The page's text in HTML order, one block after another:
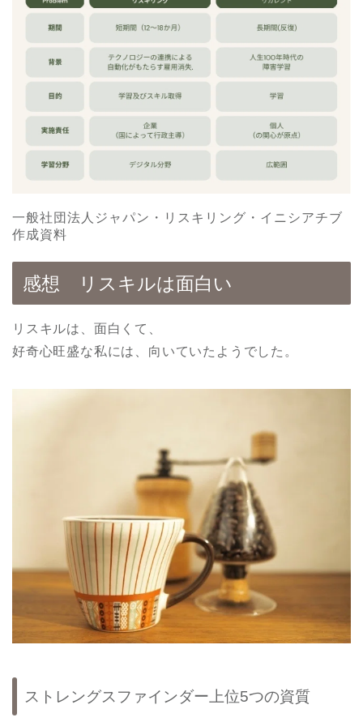
一般社団法人ジャパン・リスキリング・イニシアチブ
作成資料
感想 リスキルは面白い
リスキルは、面白くて、
好奇心旺盛な私には、向いていたようでした。
ストレングスファインダー上位5つの資質